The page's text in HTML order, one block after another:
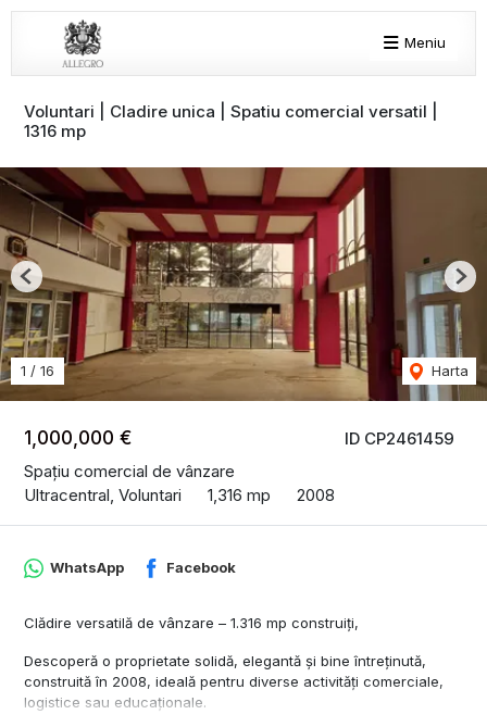
Meniu
Voluntari | Cladire unica | Spatiu comercial versatil |
1316 mp
ID CP2461459
1,000,000 €
Spațiu comercial de vânzare
Ultracentral, Voluntari
1,316 mp 2008
1 / 16 Harta
Previous
WhatsApp Facebook
Clădire versatilă de vânzare – 1.316 mp construiți,
Descoperă o proprietate solidă, elegantă și bine întreținută,
construită în 2008, ideală pentru diverse activități comerciale,
logistice sau educaționale.